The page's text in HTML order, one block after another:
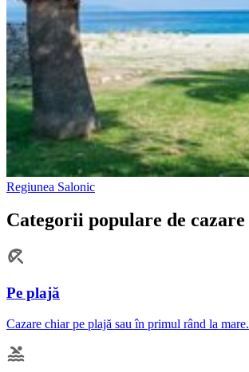
Regiunea Salonic
Categorii populare de cazare
Pe plajă
Cazare chiar pe plajă sau în primul rând la mare.